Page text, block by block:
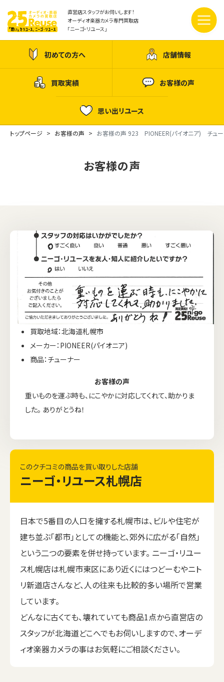
直営店スタッフがお伺いします！
オーディオ楽器カメラ専門買取店
「ニーゴ・リユース」
初めての方へ 店舗情報
買取実績 お客様の声
思い出リユース
トップページ お客様の声 お客様の声 923 PIONEER(パイオニア) チュ
お客様の声
買取地域：北海道札幌市
メーカー：PIONEER(パイオニア)
商品：チューナー
お客様の声
重いものを運ぶ時も、にこやかに対応してくれて、助かりま
した。 ありがとうね！
このクチコミの商品を買い取りした店舗
ニーゴ・リユース札幌店
日本で5番目の人口を擁する札幌市は、ビルや住宅が
建ち並ぶ「都市」としての機能と、郊外に広がる「自然」
という二つの要素を併せ持っています。 ニーゴ・リユー
ス札幌店は札幌市東区にあり近くにはつどーむやニト
リ新道店さんなど、人の往来も比較的多い場所で営業
しています。
どんなに古くても、壊れていても商品1点から直営店の
スタッフが北海道どこへでもお伺いしますので、オーデ
ィオ楽器カメラの事はお気軽にご相談ください。